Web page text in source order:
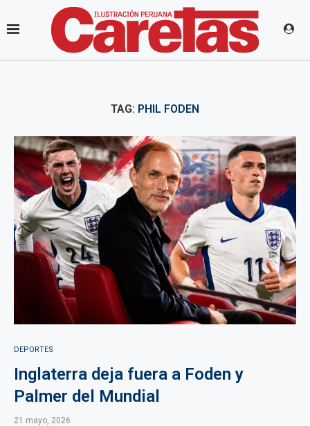
TAG: PHIL FODEN
DEPORTES
Inglaterra deja fuera a Foden y
Palmer del Mundial
21 mayo, 2026